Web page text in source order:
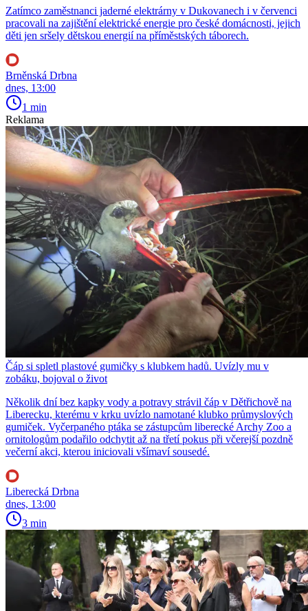
Zatímco zaměstnanci jaderné elektrárny v Dukovanech i v červenci
pracovali na zajištění elektrické energie pro české domácnosti, jejich
děti jen sršely dětskou energií na příměstských táborech.
Brněnská Drbna
dnes, 13:00
1 min
Reklama
Čáp si spletl plastové gumičky s klubkem hadů. Uvízly mu v
zobáku, bojoval o život
Několik dní bez kapky vody a potravy strávil čáp v Dětřichově na
Liberecku, kterému v krku uvízlo namotané klubko průmyslových
gumiček. Vyčerpaného ptáka se zástupcům liberecké Archy Zoo a
ornitologům podařilo odchytit až na třetí pokus při včerejší pozdně
večerní akci, kterou iniciovali všímaví sousedé.
Liberecká Drbna
dnes, 13:00
3 min